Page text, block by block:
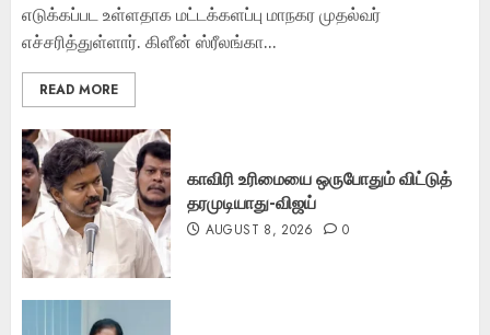
எடுக்கப்பட உள்ளதாக மட்டக்களப்பு மாநகர முதல்வர்
எச்சரித்துள்ளார். கிளீன் ஸ்ரீலங்கா...
READ MORE
காவிரி உரிமையை ஒருபோதும் விட்டுத்
தரமுடியாது-விஜய்
AUGUST 8, 2026 0